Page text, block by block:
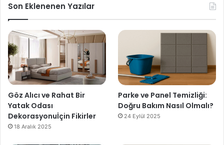
Son Eklenenen Yazılar
Göz Alıcı ve Rahat Bir
Yatak Odası
Dekorasyonuİçin Fikirler
18 Aralık 2025
Parke ve Panel Temizliği:
Doğru Bakım Nasıl Olmalı?
24 Eylül 2025